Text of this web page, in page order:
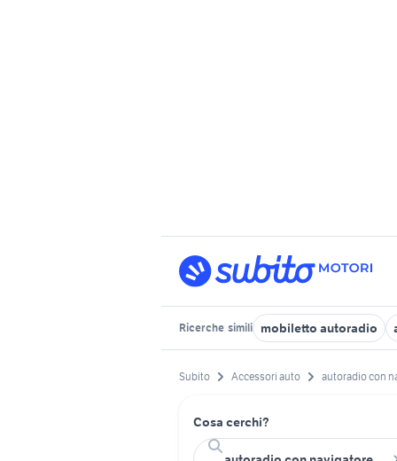
Ricerche simili mobiletto autoradio
Subito Accessori auto autoradio con
Cosa cerchi?